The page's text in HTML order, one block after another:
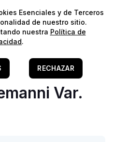
superiores a 60€!*⭐️
/Invertebrados/Camarões
-
Var.
Esenciales y de Terceros
de nuestro sitio.
nuestra Política de
.
RECHAZAR